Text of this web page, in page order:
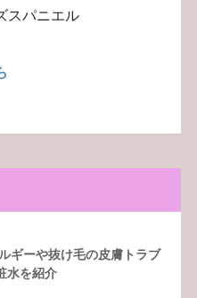
スパニエル
ギーや抜け毛の皮膚トラブ
水を紹介